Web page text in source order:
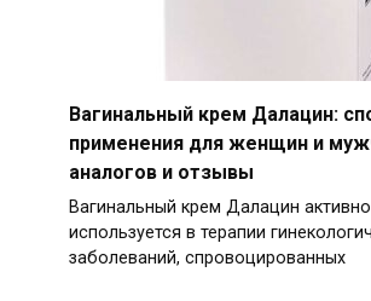
Вагинальный крем Далацин:
применения для женщин и
аналогов и отзывы
Вагинальный крем Далацин активно
используется в терапии
заболеваний, спровоцированных